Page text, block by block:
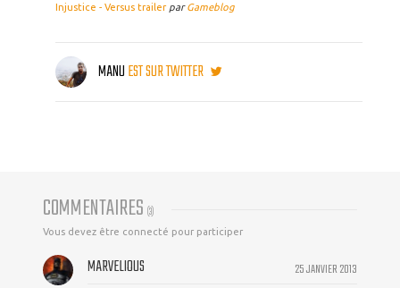
Injustice - Versus trailer parGameblog
MANUEST SUR TWITTER
COMMENTAIRES (3)
Vous devez être connecté pour participer
25 JANVIER 2013
MARVELIOUS